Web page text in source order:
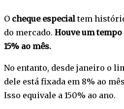
O cheque especialtem
do mercado. Houve um tempo
15% ao mês.
No entanto, desde janeiro o
dele está fixada em 8% ao
Isso equivale a 150% ao ano.